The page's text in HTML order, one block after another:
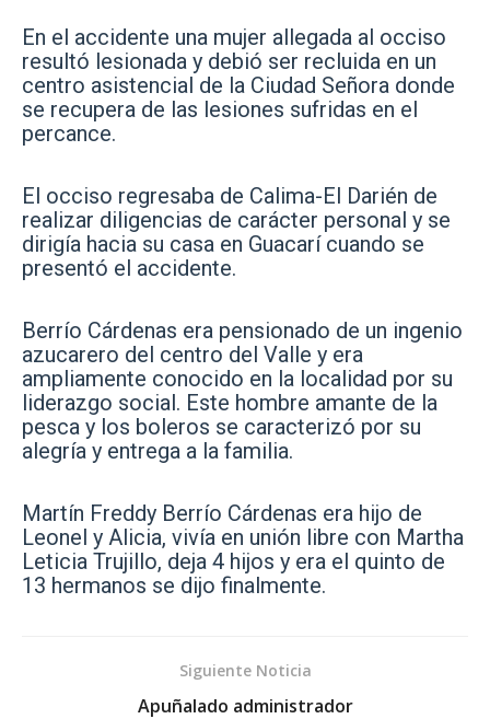
En el accidente una mujer allegada al occiso
resultó lesionada y debió ser recluida en un
centro asistencial de la Ciudad Señora donde
se recupera de las lesiones sufridas en el
percance.
El occiso regresaba de Calima-El Darién de
realizar diligencias de carácter personal y se
dirigía hacia su casa en Guacarí cuando se
presentó el accidente.
Berrío Cárdenas era pensionado de un ingenio
azucarero del centro del Valle y era
ampliamente conocido en la localidad por su
liderazgo social. Este hombre amante de la
pesca y los boleros se caracterizó por su
alegría y entrega a la familia.
Martín Freddy Berrío Cárdenas era hijo de
Leonel y Alicia, vivía en unión libre con Martha
Leticia Trujillo, deja 4 hijos y era el quinto de
13 hermanos se dijo finalmente.
Siguiente Noticia
Apuñalado administrador